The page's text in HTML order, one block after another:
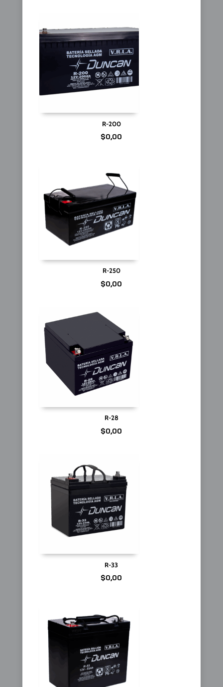
R-200
$0,00
R-250
$0,00
R-28
$0,00
R-33
$0,00